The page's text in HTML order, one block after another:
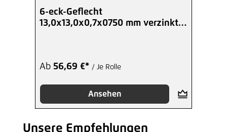
6-eck-Geflecht
13,0x13,0x0,7x0750 mm verzinkt
Ab 56,69 €* / Je Rolle
Ansehen
Produktgalerie überspringen
Unsere Empfehlungen